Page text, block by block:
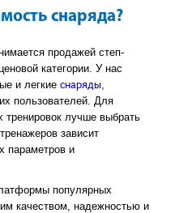
снаряда?
продажей степ-
категории. У нас
и легкие снаряды,
пользователей. Для
лучше выбрать
зависит
параметров и
популярных
качеством, надежностью и